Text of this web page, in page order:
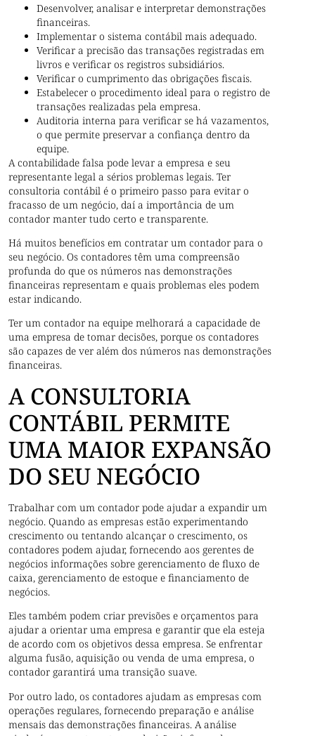
Desenvolver, analisar e interpretar demonstrações
financeiras.
Implementar o sistema contábil mais adequado.
Verificar a precisão das transações registradas em
livros e verificar os registros subsidiários.
Verificar o cumprimento das obrigações fiscais.
Estabelecer o procedimento ideal para o registro de
transações realizadas pela empresa.
Auditoria interna para verificar se há vazamentos,
o que permite preservar a confiança dentro da
equipe.
A contabilidade falsa pode levar a empresa e seu
representante legal a sérios problemas legais. Ter
consultoria contábil é o primeiro passo para evitar o
fracasso de um negócio, daí a importância de um
contador manter tudo certo e transparente.
Há muitos benefícios em contratar um contador para o
seu negócio. Os contadores têm uma compreensão
profunda do que os números nas demonstrações
financeiras representam e quais problemas eles podem
estar indicando.
Ter um contador na equipe melhorará a capacidade de
uma empresa de tomar decisões, porque os contadores
são capazes de ver além dos números nas demonstrações
financeiras.
A CONSULTORIA
CONTÁBIL PERMITE
UMA MAIOR EXPANSÃO
DO SEU NEGÓCIO
Trabalhar com um contador pode ajudar a expandir um
negócio. Quando as empresas estão experimentando
crescimento ou tentando alcançar o crescimento, os
contadores podem ajudar, fornecendo aos gerentes de
negócios informações sobre gerenciamento de fluxo de
caixa, gerenciamento de estoque e financiamento de
negócios.
Eles também podem criar previsões e orçamentos para
ajudar a orientar uma empresa e garantir que ela esteja
de acordo com os objetivos dessa empresa. Se enfrentar
alguma fusão, aquisição ou venda de uma empresa, o
contador garantirá uma transição suave.
Por outro lado, os contadores ajudam as empresas com
operações regulares, fornecendo preparação e análise
mensais das demonstrações financeiras. A análise